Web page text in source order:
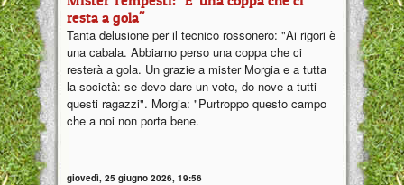
resta a gola"
Tanta delusione per il tecnico rossonero: "Ai rigori è
una cabala. Abbiamo perso una coppa che ci
resterà a gola. Un grazie a mister Morgia e a tutta
la società: se devo dare un voto, do nove a tutti
questi ragazzi". Morgia: "Purtroppo questo campo
che a noi non porta bene.
giovedì, 25 giugno 2026, 19:56